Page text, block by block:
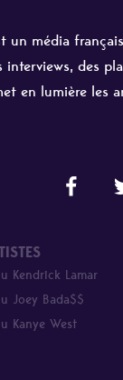
un média
interviews, des
en lumière les
Kendrick Lamar
Joey Bada$$
Kanye West